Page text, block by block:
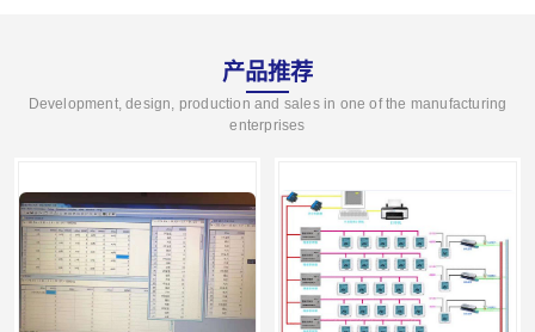
产品推荐
Development, design, production and sales in one of the manufacturing
enterprises